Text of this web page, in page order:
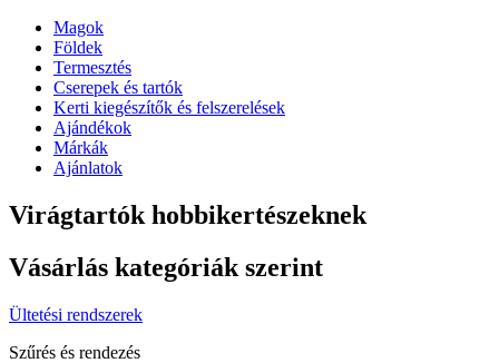
Magok
Földek
Termesztés
Cserepek és tartók
Kerti kiegészítők és felszerelések
Ajándékok
Márkák
Ajánlatok
Virágtartók hobbikertészeknek
Vásárlás kategóriák szerint
Ültetési rendszerek
Szűrés és rendezés